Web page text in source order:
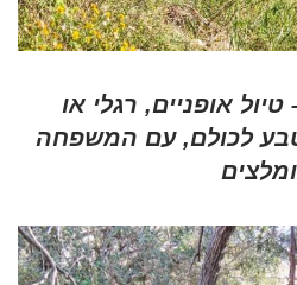
אופניים, רגלי או
של טבע לכולם, עם המשפחה